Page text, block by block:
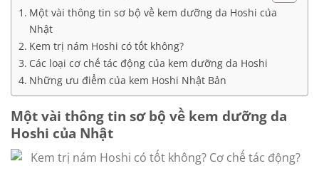
Một vài thông tin sơ bộ về kem dưỡng da Hoshi của
Nhật
Kem trị nám Hoshi có tốt không?
Các loại cơ chế tác động của kem dưỡng da Hoshi
Những ưu điểm của kem Hoshi Nhật Bản
Một vài thông tin sơ bộ về kem dưỡng da
Hoshi của Nhật